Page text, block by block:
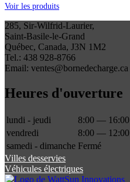
Voir les produits
285, Sir-Wilfrid-Laurier,
Saint-Basile-le-Grand
Québec, Canada, J3N 1M2
Tel.: 438 928-8766
Email: ventes@bornedecharge.ca
Heures d'ouverture
lundi - jeudi
8:00 — 16:00
vendredi
8:00 — 12:00
samedi - dimanche Fermé
Villes desservies
Véhicules électriques